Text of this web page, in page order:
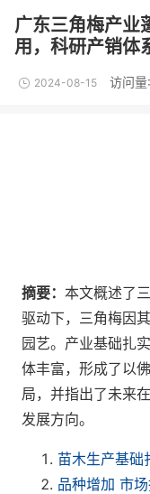
广东三角梅产
用，科研产销体
2024-08-15 访问量
摘要： 本文概述了
驱动下，三角梅因
园艺。产业基础扎
体丰富，形成了以
局，并指出了未来
发展方向。
苗木生产基础
品种增加 市